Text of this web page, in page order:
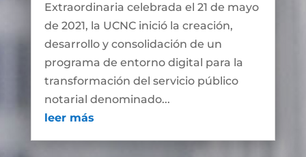
Extraordinaria celebrada el 21 de mayo
de 2021, la UCNC inició la creación,
desarrollo y consolidación de un
programa de entorno digital para la
transformación del servicio público
notarial denominado...
leer más